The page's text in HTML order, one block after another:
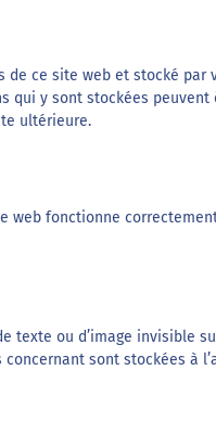
ce site web et stocké par
qui y sont stockées
ultérieure.
fonctionne
texte ou d’image invisible
sont stockées à